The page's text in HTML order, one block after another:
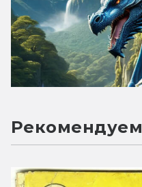
Рекомендуем